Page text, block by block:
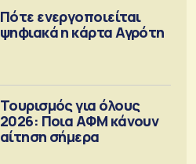
Πότε ενεργοποιείται
ψηφιακά η κάρτα Αγρότη
Τουρισμός για όλους
2026: Ποια ΑΦΜ κάνουν
αίτηση σήμερα